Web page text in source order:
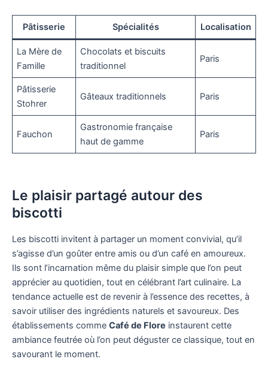
Pâtisserie Spécialités Localisation
La Mère de
Famille
Chocolats et biscuits
traditionnel
Paris
Pâtisserie
Stohrer
Gâteaux traditionnels Paris
Fauchon
Gastronomie française
haut de gamme
Paris
Le plaisir partagé autour des
biscotti
Les biscotti invitent à partager un moment convivial, qu’il
s’agisse d’un goûter entre amis ou d’un café en amoureux.
Ils sont l’incarnation même du plaisir simple que l’on peut
apprécier au quotidien, tout en célébrant l’art culinaire. La
tendance actuelle est de revenir à l’essence des recettes, à
savoir utiliser des ingrédients naturels et savoureux. Des
établissements comme Café de Flore instaurent cette
ambiance feutrée où l’on peut déguster ce classique, tout en
savourant le moment.